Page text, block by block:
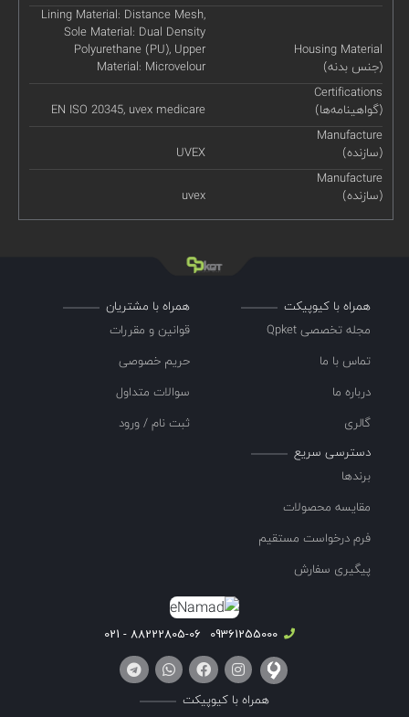
Housing Material
(جنس بدنه)
Lining Material: Distance Mesh,
Sole Material: Dual Density
Polyurethane (PU), Upper
Material: Microvelour
Certifications
(گواهینامه‌ها)
EN ISO 20345, uvex medicare
Manufacture
(سازنده)
UVEX
Manufacture
(سازنده)
uvex
همراه با کیوپیکت
مجله تخصصی Qpket
تماس با ما
درباره ما
گالری
همراه با مشتریان
قوانین و مقررات
حریم خصوصی
سوالات متداول
ثبت نام / ورود
دسترسی سریع
برندها
مقایسه محصولات
فرم درخواست مستقیم
پیگیری سفارش
09361255000
88222805-06 - 021
همراه با کیوپیکت